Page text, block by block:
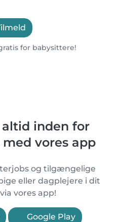
for babysittere!
inden for
vores app
og tilgængelige
eller dagplejere i dit
vores app!
Google Play